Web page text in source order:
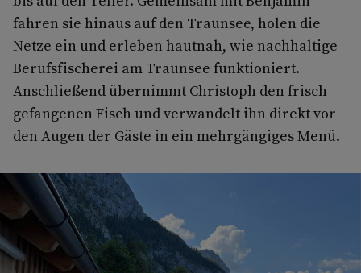
fahren sie hinaus auf den Traunsee, holen die
Netze ein und erleben hautnah, wie nachhaltige
Berufsfischerei am Traunsee funktioniert.
Anschließend übernimmt Christoph den frisch
gefangenen Fisch und verwandelt ihn direkt vor
den Augen der Gäste in ein mehrgängiges Menü.